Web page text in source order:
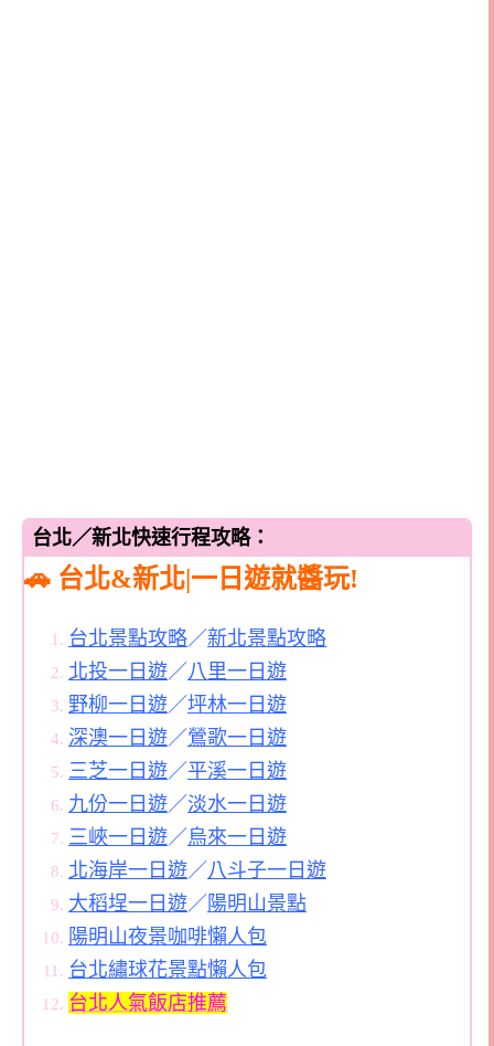
台北／新北快速行程攻略：
🚗 台北&新北|一日遊就醬玩!
台北景點攻略／新北景點攻略
北投一日遊／八里一日遊
野柳一日遊／坪林一日遊
深澳一日遊／鶯歌一日遊
三芝一日遊／平溪一日遊
九份一日遊／淡水一日遊
三峽一日遊／烏來一日遊
北海岸一日遊／八斗子一日遊
大稻埕一日遊／ 陽明山景點
陽明山夜景咖啡懶人包
台北繡球花景點懶人包
台北人氣飯店推薦